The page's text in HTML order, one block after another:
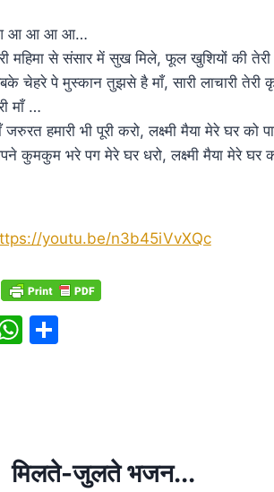
आ आ आ आ…
महिमा से संसार में सुख मिले, फूल खुशियों की
चेहरे पे मुस्कान तुझसे है माँ, सारी लाचारी तेरी
माँ …
जरुरत हमारी भी पूरी करो, लक्ष्मी मैया मेरे घर को
कुमकुम भरे पग मेरे घर धरो, लक्ष्मी मैया मेरे घर
youtu.be/n3b45iVvXQc
W
p
S
मिलते-जुलते भजन...